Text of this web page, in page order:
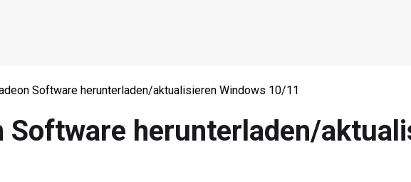
Software herunterladen/aktualisieren Windows 10/11
Software herunterladen/